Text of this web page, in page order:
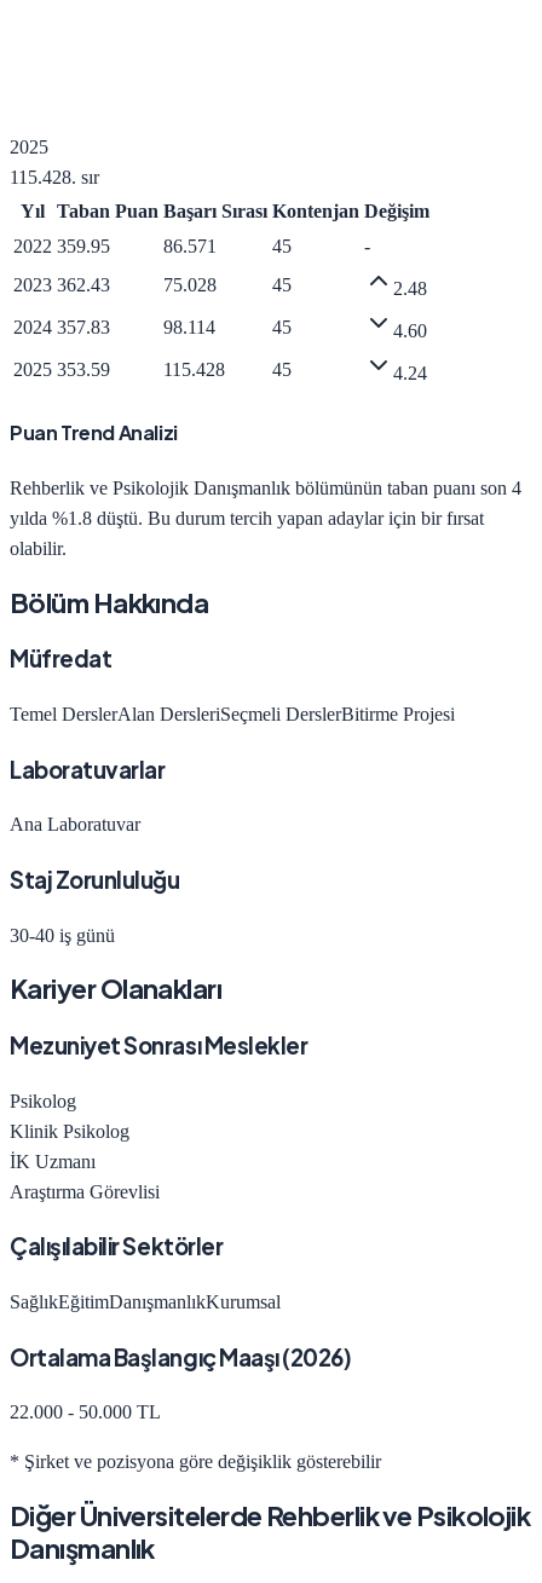
2025
115.428. sır
Yıl Taban Puan Başarı Sırası Kontenjan Değişim
2022 359.95 86.571 45
-
2023 362.43 75.028 45
2.48
2024 357.83 98.114 45
4.60
2025 353.59 115.428 45 4.24
Puan Trend Analizi
Rehberlik ve Psikolojik Danışmanlık bölümünün taban puanı son 4
yılda %1.8 düştü. Bu durum tercih yapan adaylar için bir fırsat
olabilir.
Bölüm Hakkında
Müfredat
Temel DerslerAlan DersleriSeçmeli DerslerBitirme Projesi
Laboratuvarlar
Ana Laboratuvar
Staj Zorunluluğu
30-40 iş günü
Kariyer Olanakları
Mezuniyet Sonrası Meslekler
Psikolog
Klinik Psikolog
İK Uzmanı
Araştırma Görevlisi
Çalışılabilir Sektörler
SağlıkEğitimDanışmanlıkKurumsal
Ortalama Başlangıç Maaşı (2026)
22.000 - 50.000 TL
* Şirket ve pozisyona göre değişiklik gösterebilir
Diğer Üniversitelerde Rehberlik ve Psikolojik
Danışmanlık